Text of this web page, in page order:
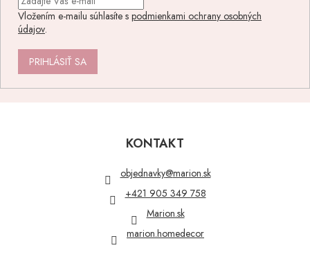
Vložením e-mailu súhlasíte s podmienkami ochrany osobných
údajov.
PRIHLÁSIŤ SA
KONTAKT
objednavky@marion.sk
+421 905 349 758
Marion.sk
marion.homedecor